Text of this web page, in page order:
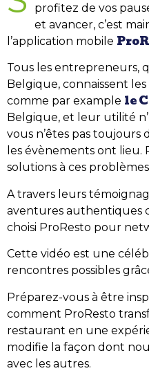
profitez de vos
et avancer, c’est
l’application mobile
Tous les entrepreneurs,
Belgique, connaissent
comme par example le
Belgique, et leur utilité
vous n’êtes pas toujours
les évènements ont lieu.
solutions à ces
A travers leurs
aventures authentiques
choisi ProResto pour
Cette vidéo est une
rencontres possibles
Préparez-vous à être
comment ProResto
restaurant en une
modifie la façon dont
avec les autres.